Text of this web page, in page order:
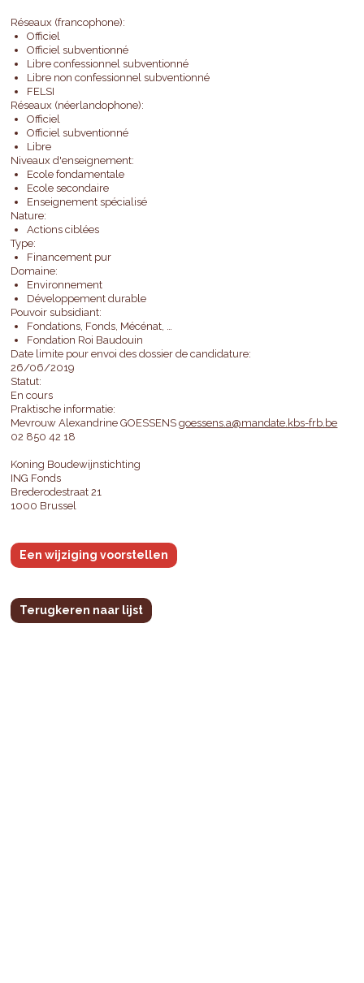
Réseaux (francophone):
Officiel
Officiel subventionné
Libre confessionnel subventionné
Libre non confessionnel subventionné
FELSI
Réseaux (néerlandophone):
Officiel
Officiel subventionné
Libre
Niveaux d'enseignement:
Ecole fondamentale
Ecole secondaire
Enseignement spécialisé
Nature:
Actions ciblées
Type:
Financement pur
Domaine:
Environnement
Développement durable
Pouvoir subsidiant:
Fondations, Fonds, Mécénat, …
Fondation Roi Baudouin
Date limite pour envoi des dossier de candidature:
26/06/2019
Statut:
En cours
Praktische informatie:
Mevrouw Alexandrine GOESSENSgoessens.a@mandate.kbs-frb.be
02 850 42 18
Koning Boudewijnstichting
ING Fonds
Brederodestraat 21
1000 Brussel
Een wijziging voorstellen
Terugkeren naar lijst